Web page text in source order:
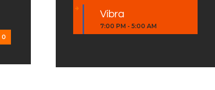
0
Vibra
7:00 PM -5:00 AM